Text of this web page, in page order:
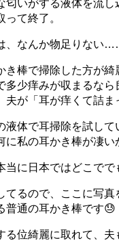
匂いがする液体を流
って終了。
、なんか物足りない
き棒で掃除した方が
多少痒みが収まるな
夫が「耳が痒くて詰
液体で耳掃除を試し
に私の耳かき棒が凄
当に日本ではどこで
てるので、ここに写
普通の耳かき棒です😓
る位綺麗に取れて、